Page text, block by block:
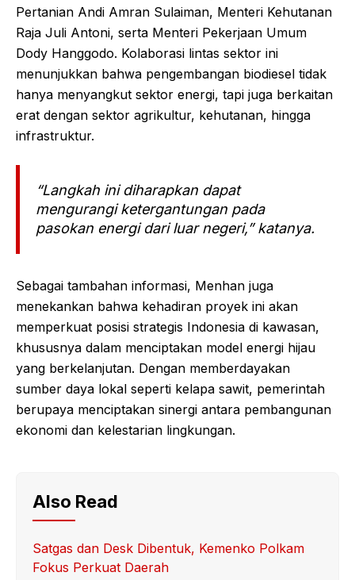
Pertanian Andi Amran Sulaiman, Menteri Kehutanan
Raja Juli Antoni, serta Menteri Pekerjaan Umum
Dody Hanggodo. Kolaborasi lintas sektor ini
menunjukkan bahwa pengembangan biodiesel tidak
hanya menyangkut sektor energi, tapi juga berkaitan
erat dengan sektor agrikultur, kehutanan, hingga
infrastruktur.
“Langkah ini diharapkan dapat
mengurangi ketergantungan pada
pasokan energi dari luar negeri,” katanya.
Sebagai tambahan informasi, Menhan juga
menekankan bahwa kehadiran proyek ini akan
memperkuat posisi strategis Indonesia di kawasan,
khususnya dalam menciptakan model energi hijau
yang berkelanjutan. Dengan memberdayakan
sumber daya lokal seperti kelapa sawit, pemerintah
berupaya menciptakan sinergi antara pembangunan
ekonomi dan kelestarian lingkungan.
Also Read
Satgas dan Desk Dibentuk, Kemenko Polkam
Fokus Perkuat Daerah